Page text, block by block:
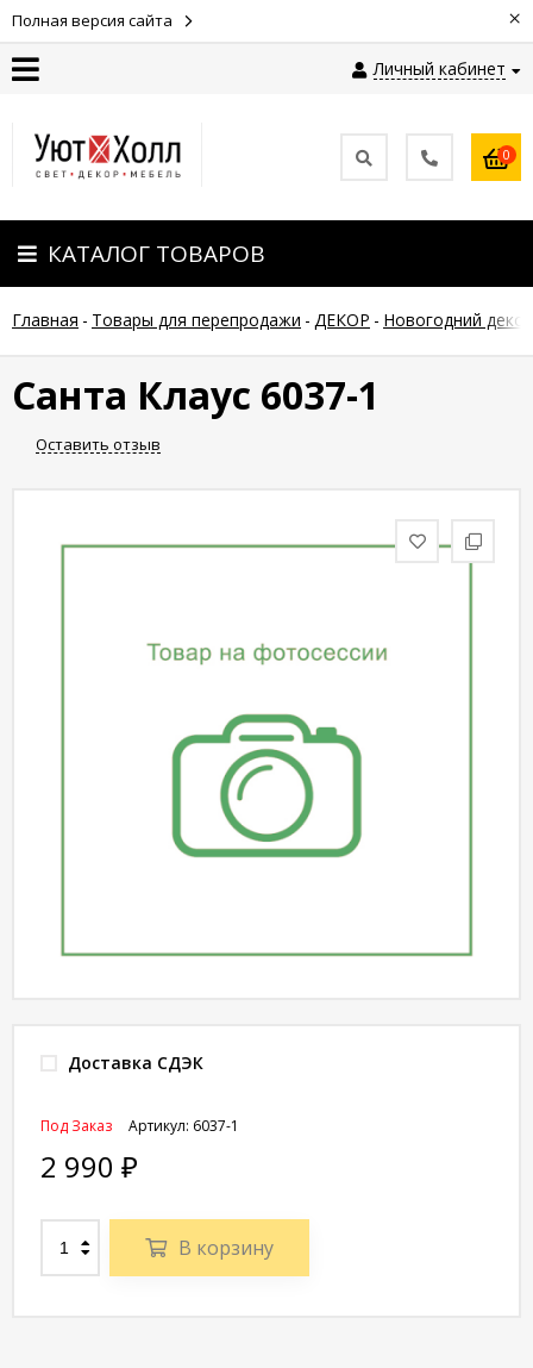
Полная версия сайта ×
Личный кабинет
Оплата
Доставка
Гарантия
возврат
Новости
статьи
0
КАТАЛОГ ТОВАРОВ
Главная - Товары для перепродажи - ДЕКОР - Новогодний декор
Санта Клаус 6037-1
Оставить отзыв
Доставка СДЭК
Артикул: 6037-1
Под Заказ
2 990 ₽
В корзину